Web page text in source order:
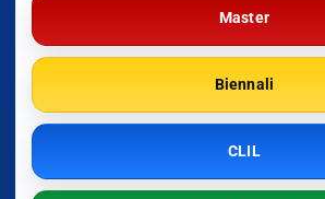
Master
Biennali
CLIL